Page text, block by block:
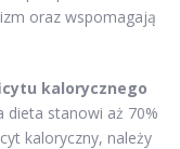
oraz wspomagają
kalorycznego
dieta stanowi aż 70%
kaloryczny, należy